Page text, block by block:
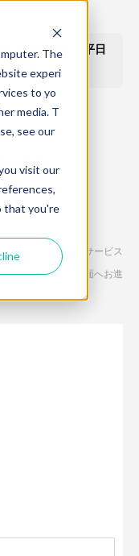
The
experi
to yo
media. T
see our
visit our
that you're
1781-4660 平日
年始を除く）
せ
扱いについて」「サービス
ンを押して確認画面へお進